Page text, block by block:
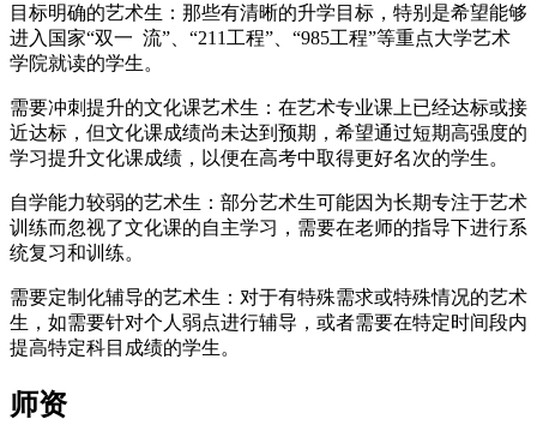
目标明确的艺术生：那些有清晰的升学目标，特别是希望能够
进入国家“双一 流”、“211工程”、“985工程”等重点大学艺术
学院就读的学生。
需要冲刺提升的文化课艺术生：在艺术专业课上已经达标或接
近达标，但文化课成绩尚未达到预期，希望通过短期高强度的
学习提升文化课成绩，以便在高考中取得更好名次的学生。
自学能力较弱的艺术生：部分艺术生可能因为长期专注于艺术
训练而忽视了文化课的自主学习，需要在老师的指导下进行系
统复习和训练。
需要定制化辅导的艺术生：对于有特殊需求或特殊情况的艺术
生，如需要针对个人弱点进行辅导，或者需要在特定时间段内
提高特定科目成绩的学生。
师资